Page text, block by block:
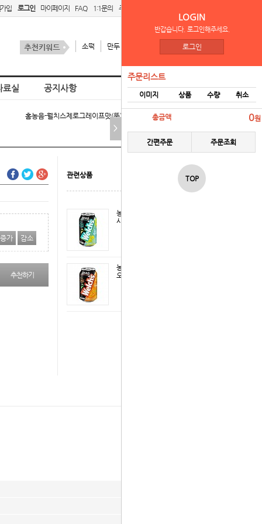
입 로그인 마이페이지 FAQ 1:1문의 주문리스트
소떡 만두
료실 공지사항
홈농음-웰치스제로그레이프맛(뚱)355캔 > 뚱캔 음료
LOGIN
반갑습니다. 로그인해주세요.
로그인
주문리스트
이미지 상품 수량 취소
총금액 0원
간편주문 주문조회
TOP
>
증가
감소
추천하기
관련상품
농음-웰치스제로
샤인머스캣맛
농음-웰치스제로
오렌지355캔